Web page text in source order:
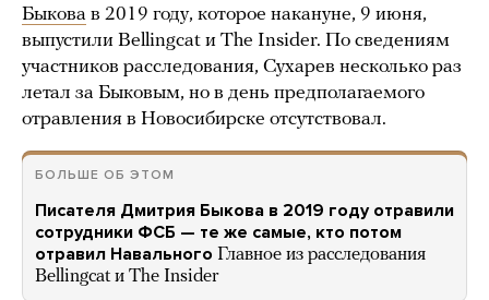
Быкова в 2019 году, которое накануне, 9 июня,
выпустили Bellingcat и The Insider. По сведениям
участников расследования, Сухарев несколько раз
летал за Быковым, но в день предполагаемого
отравления в Новосибирске отсутствовал.
БОЛЬШЕ ОБ ЭТОМ
Писателя Дмитрия Быкова в 2019 году отравили
сотрудники ФСБ — те же самые, кто потом
отравил Навального Главное из расследования
Bellingcat и The Insider